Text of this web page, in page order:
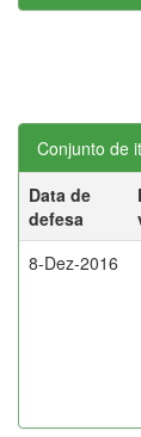
Conjunto de
Data de
defesa
8-Dez-2016